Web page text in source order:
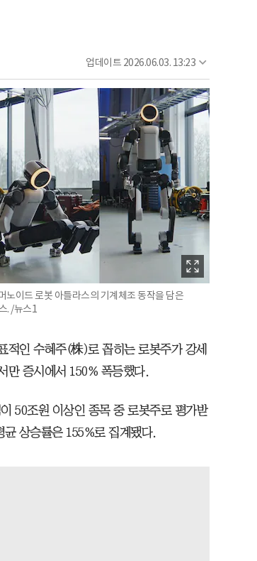
업데이트 2026.06.03. 13:23
이드 로봇 아틀라스의 기계체조 동작을 담은
. /뉴스1
인 수혜주(株)로 꼽히는 로봇주가 강세
만 증시에서 150% 폭등했다.
50조원 이상인 종목 중 로봇주로 평가받
상승률은 155%로 집계됐다.